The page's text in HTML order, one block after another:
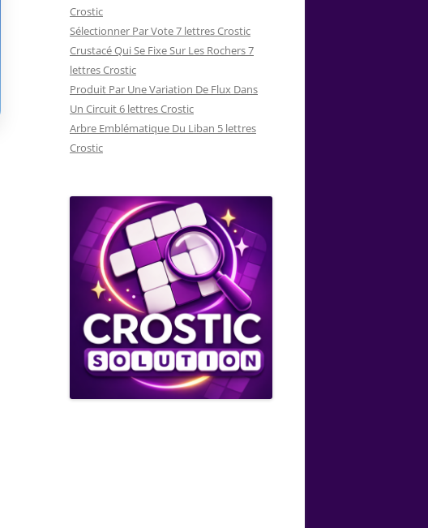
Crostic
Sélectionner Par Vote 7 lettres Crostic
Crustacé Qui Se Fixe Sur Les Rochers 7
lettres Crostic
Produit Par Une Variation De Flux Dans
Un Circuit 6 lettres Crostic
Arbre Emblématique Du Liban 5 lettres
Crostic